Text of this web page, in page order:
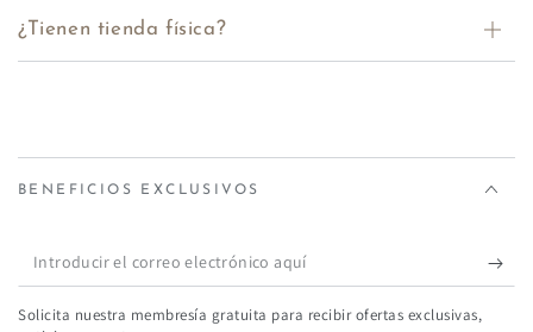
¿Tienen tienda física?
BENEFICIOS EXCLUSIVOS
Introducir
el
Solicita nuestra membresía gratuita para recibir ofertas exclusivas,